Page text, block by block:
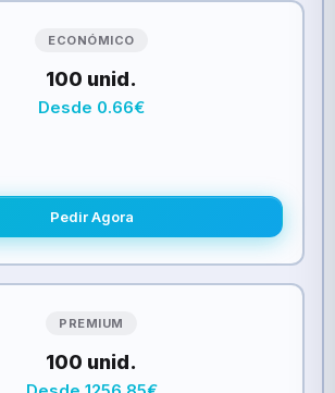
ECONÓMICO
100 unid.
Desde 0.66€
Pedir Agora
PREMIUM
100 unid.